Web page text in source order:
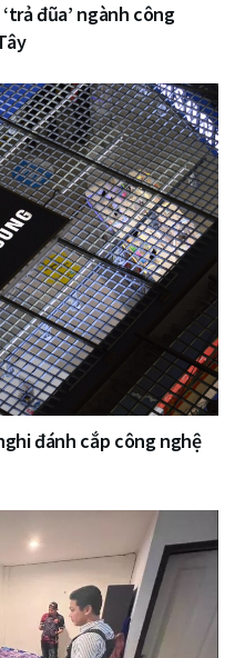
đũa’ ngành công
đánh cắp công nghệ